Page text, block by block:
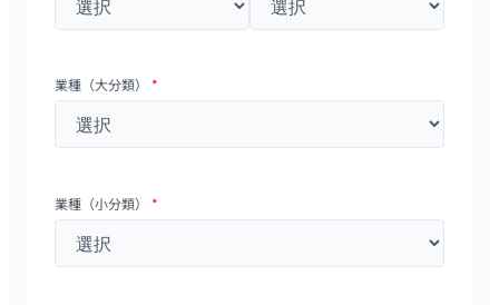
業種（大分類） *
業種（小分類） *